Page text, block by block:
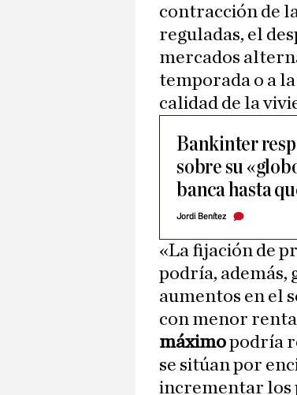
contracción de
reguladas, el
mercados
temporada o a
calidad de la
Bankinter
sobre su
banca hasta
Jordi Benítez
«La fijación de
podría, además,
aumentos en el
con menor
máximopodría
se sitúan por
incrementar los